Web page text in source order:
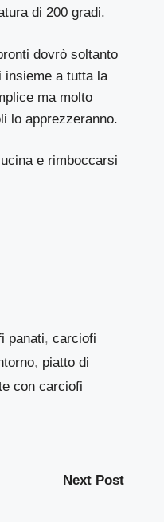
di 200 gradi.
dovrò soltanto
a tutta la
ma molto
lo apprezzeranno.
e rimboccarsi
panati,carciofi
, piatto di
con carciofi
Next Post